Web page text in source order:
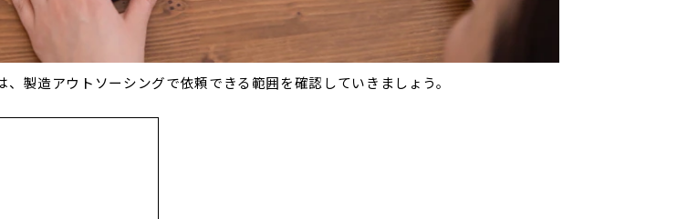
製造アウトソーシングで依頼できる範囲を確認していきましょう。